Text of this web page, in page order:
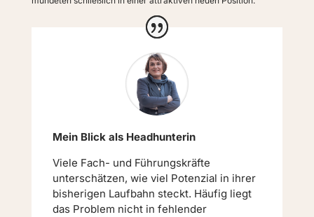
Mein Blick als Headhunterin
Viele Fach- und Führungskräfte
unterschätzen, wie viel Potenzial in ihrer
bisherigen Laufbahn steckt. Häufig liegt
das Problem nicht in fehlender